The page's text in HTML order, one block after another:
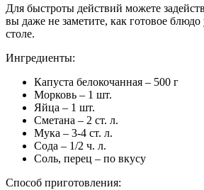
Для быстроты действий можете
вы даже не заметите, как готовое блюдо
столе.
Ингредиенты:
Капуста белокочанная – 500 г
Морковь – 1 шт.
Яйца – 1 шт.
Сметана – 2 ст. л.
Мука – 3-4 ст. л.
Сода – 1/2 ч. л.
Соль, перец – по вкусу
Способ приготовления: